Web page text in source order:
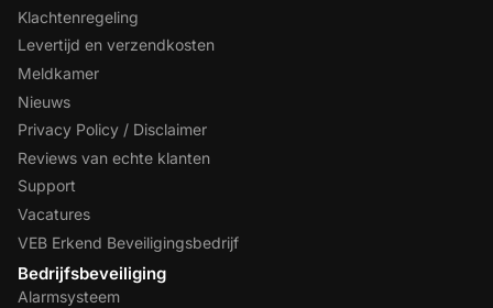
Klachtenregeling
Levertijd en verzendkosten
Meldkamer
Nieuws
Privacy Policy / Disclaimer
Reviews van echte klanten
Support
Vacatures
VEB Erkend Beveiligingsbedrijf
Bedrijfsbeveiliging
Alarmsysteem